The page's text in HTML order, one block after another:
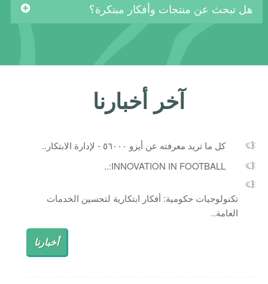
هل تبحث عن منتجات وأفكار مبتكرة؟
آخر أخبارنا
كل ما تريد معرفته عن أيزو ٥٦٠٠٠ - لإدارة الابتكار..
INNOVATION IN FOOTBALL:..
تكنولوجيات حكومية: أفكار ابتكارية لتحسين الخدمات
العامة..
أخبارنا